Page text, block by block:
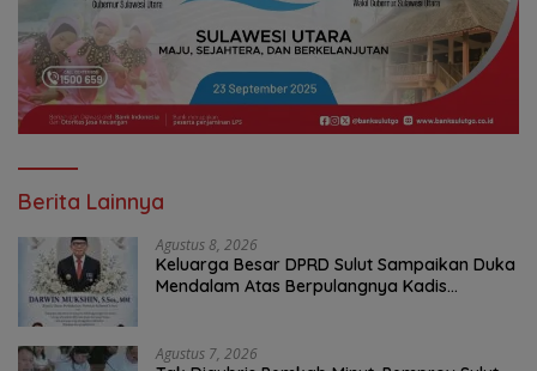
Berita Lainnya
Agustus 8, 2026
Keluarga Besar DPRD Sulut Sampaikan Duka
Mendalam Atas Berpulangnya Kadis
Agustus 7, 2026